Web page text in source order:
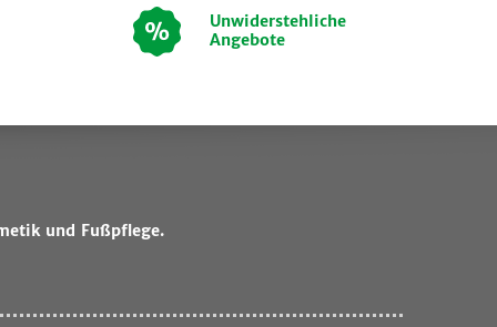
Unwiderstehliche
Angebote
und Fußpflege.